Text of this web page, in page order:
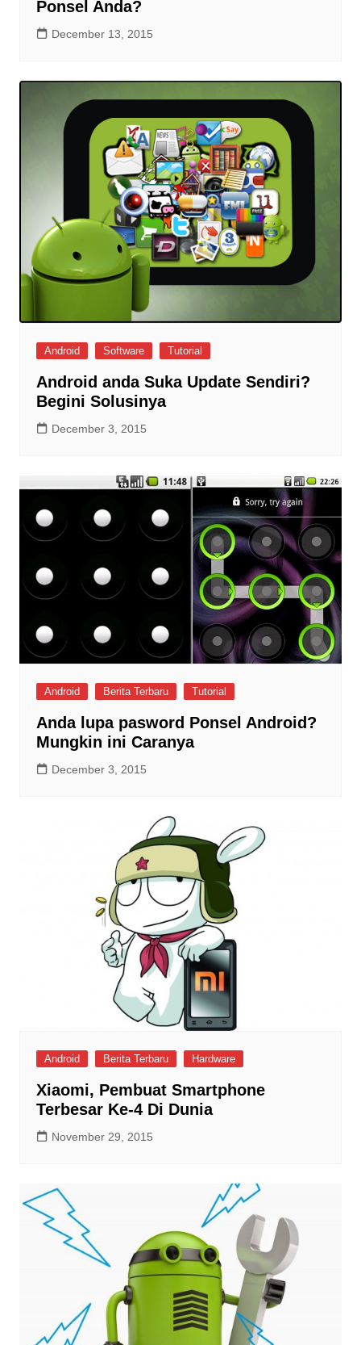
Ponsel Anda?
December 13, 2015
Android Software Tutorial
Android anda Suka Update Sendiri?
Begini Solusinya
December 3, 2015
Android Berita Terbaru Tutorial
Anda lupa pasword Ponsel Android?
Mungkin ini Caranya
December 3, 2015
Android Berita Terbaru Hardware
Xiaomi, Pembuat Smartphone
Terbesar Ke-4 Di Dunia
November 29, 2015